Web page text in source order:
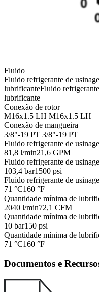
Fluido
Fluido refrigerante de
lubrificanteFluido
lubrificante
Conexão de rotor
M16x1.5 LH M16x1.5 LH
Conexão de mangueira
3/8"-19 PT 3/8"-19 PT
Fluido refrigerante de
81,8 l/min21,6 GPM
Fluido refrigerante de
103,4 bar1500 psi
Fluido refrigerante de
71 °C160 °F
Quantidade mínima de
2040 l/min72,1 CFM
Quantidade mínima de
10 bar150 psi
Quantidade mínima de
71 °C160 °F
Documentos e